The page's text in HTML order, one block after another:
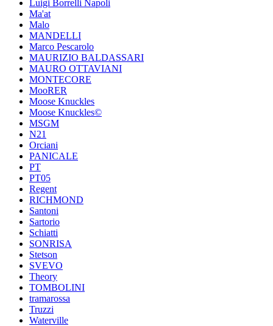
Luigi Borrelli Napoli
Ma'at
Malo
MANDELLI
Marco Pescarolo
MAURIZIO BALDASSARI
MAURO OTTAVIANI
MONTECORE
MooRER
Moose Knuckles
Moose Knuckles©️
MSGM
N21
Orciani
PANICALE
PT
PT05
Regent
RICHMOND
Santoni
Sartorio
Schiatti
SONRISA
Stetson
SVEVO
Theory
TOMBOLINI
tramarossa
Truzzi
Waterville